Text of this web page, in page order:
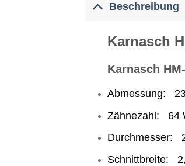
Beschreibung
Karnasch
Karnasch
Abmessung:
Zähnezahl: 64
Durchmesser:
Schnittbreite: